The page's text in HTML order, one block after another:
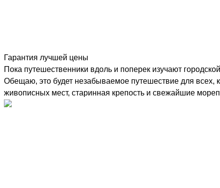
Гарантия лучшей цены
Пока путешественники вдоль и поперек изучают
Обещаю, это будет незабываемое путешествие для всех,
живописных мест, старинная крепость и свежайшие